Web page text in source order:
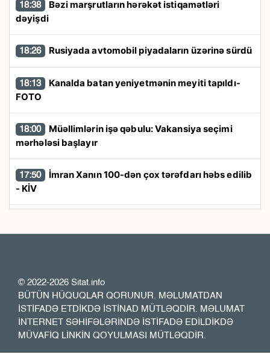
18:38
dəyişdi
18:26 Rusiyada avtomobil piyadaların üzərinə sürdü
18:13
FOTO
18:00
mərhələsi başlayır
17:50
- KİV
forma satdı
tədarük etməyə hazırdır”
17:23 Rusiya XİN: İrəvan Moskva ilə konstruktiv
dialoq aparmağa can atmır
© 2022-2026 Sitat.info
BÜTÜN HÜQUQLAR QORUNUR. MƏLUMATDAN
İSTİFADƏ ETDİKDƏ İSTİNAD MÜTLƏQDİR. MƏLUMAT
İNTERNET SƏHİFƏLƏRİNDƏ İSTİFADƏ EDİLDİKDƏ
MÜVAFİQ LİNKİN QOYULMASI MÜTLƏQDİR.